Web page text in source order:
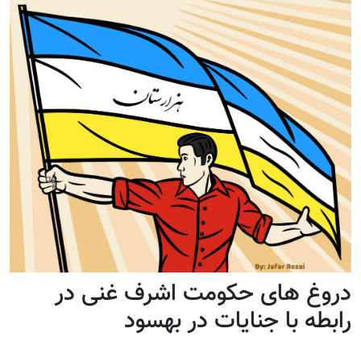
دروغ های حکومت اشرف غنی در
رابطه با جنایات در بهسود